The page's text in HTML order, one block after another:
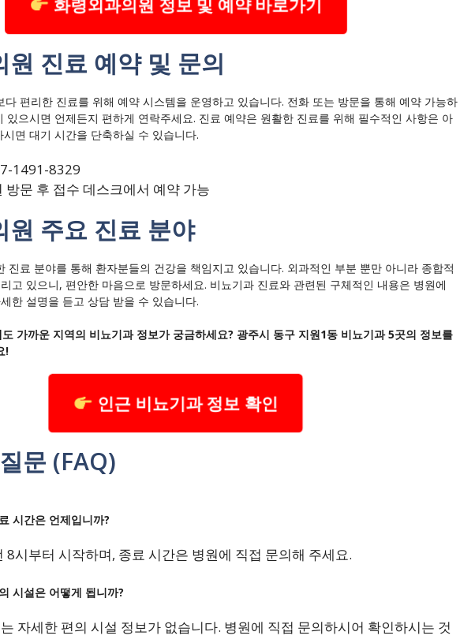
화령외과의원 정보 및 예약 바로가기
원 진료 예약 및 문의
다 편리한 진료를 위해 예약 시스템을 운영하고 있습니다. 전화 또는 방문을 통해 예약 가능하
있으시면 언제든지 편하게 연락주세요. 진료 예약은 원활한 진료를 위해 필수적인 사항은 아
면 대기 시간을 단축하실 수 있습니다.
1491-8329
방문 후 접수 데스크에서 예약 가능
원 주요 진료 분야
진료 분야를 통해 환자분들의 건강을 책임지고 있습니다. 외과적인 부분 뿐만 아니라 종합적
고 있으니, 편안한 마음으로 방문하세요. 비뇨기과 진료와 관련된 구체적인 내용은 병원에
한 설명을 듣고 상담 받을 수 있습니다.
가까운 지역의 비뇨기과 정보가 궁금하세요? 광주시 동구 지원1동 비뇨기과 5곳의 정보를
!
인근 비뇨기과 정보 확인
문 (FAQ)
시간은 언제입니까?
8시부터 시작하며, 종료 시간은 병원에 직접 문의해 주세요.
시설은 어떻게 됩니까?
자세한 편의 시설 정보가 없습니다. 병원에 직접 문의하시어 확인하시는 것